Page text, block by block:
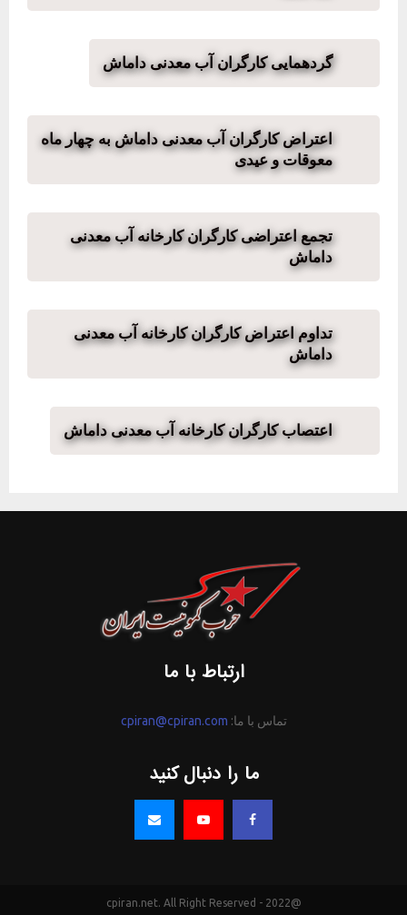
گردهمایی کارگران آب معدنی داماش
اعتراض کارگران آب معدنی داماش به چهار ماه
معوقات و عیدی
تجمع اعتراضی کارگران کارخانه آب معدنی
داماش
تداوم اعتراض کارگران کارخانه آب معدنی
داماش
اعتصاب کارگران کارخانه آب معدنی داماش
ارتباط با ما
تماس با ما: cpiran@cpiran.com
ما را دنبال کنید
@2022 - cpiran.net. All Right Reserved